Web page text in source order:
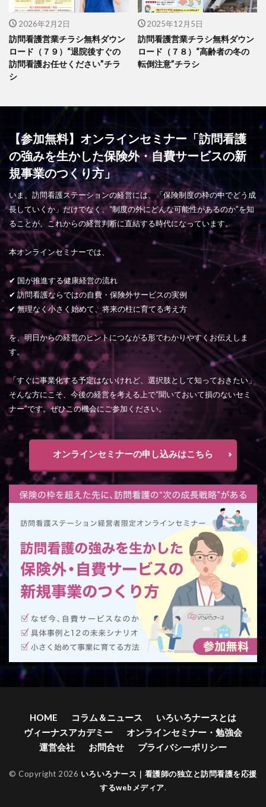
2026年2月2日
訪問看護営業チラシ無料ダウン
ロード（７９）“退院後すぐの
訪問看護お任せください”チラ
シ
2025年12月5日
訪問看護営業チラシ無料ダウン
ロード（７８）“高齢者の冬の
転倒注意”チラシ
【参加無料】オンラインセミナー「訪問看護
の強みを生かした保険外・自費サービスの新
規事業のつくり方」
いま、訪問看護ステーションの経営には、「保険制度の枠の中でどう成
長していくか」だけでなく、“制度の外にどんな可能性があるのか”を知
ることが、これからの経営判断に直結する時代になっています。
本オンラインセミナーでは、
✔ 国が推進する健康経営の流れ
✔ 訪問看護ならではの自費・保険外サービスの実例
✔ 無理なく小さく始めて、将来の柱に育てる考え方
を、明日からの経営のヒントにつながる形でわかりやすくお伝えしま
す。
「すぐに事業化する予定はないけれど、選択肢として知っておきたい」
そんな方にこそ、今後の経営を考える上で“聞いておいて損のないセミ
ナー”です。ぜひこの機会にご参加ください。
オンラインセミナーの申し込みはこちら
HOME コラム＆ニュース
いろいろナースとは
ヴィーナスアカデミー
オンラインセミナー・勉強会
運営会社
お問合せ プライバシーポリシー
© Copyright 2026 いろいろナース｜看護師の独立と訪問看護を応援
するwebメディア.